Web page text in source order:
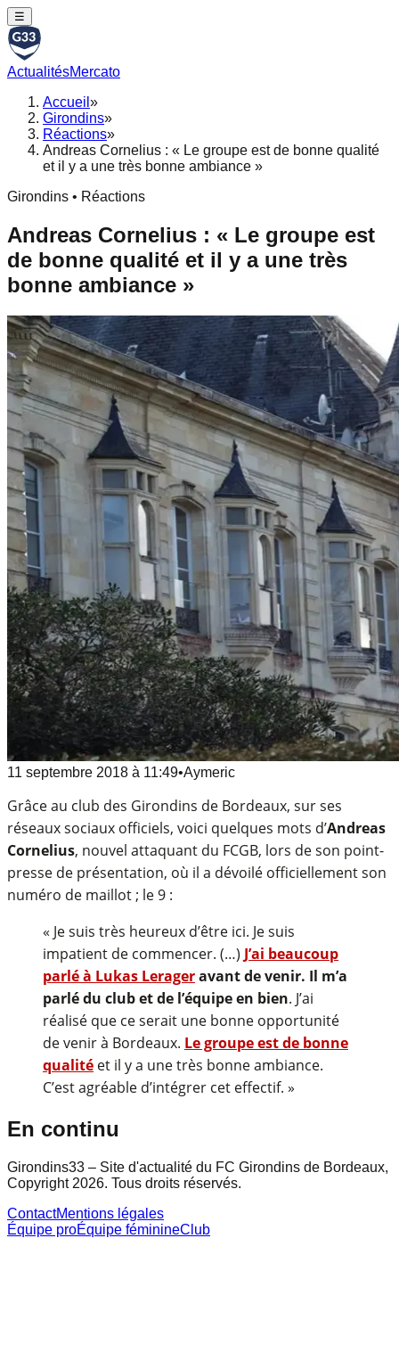
☰
ActualitésMercato
Accueil »
Girondins»
Réactions»
Andreas Cornelius : « Le groupe est de bonne qualité
et il y a une très bonne ambiance »
Girondins • Réactions
Andreas Cornelius : « Le groupe est
de bonne qualité et il y a une très
bonne ambiance »
11 septembre 2018 à 11:49•Aymeric
Grâce au club des Girondins de Bordeaux, sur ses
réseaux sociaux officiels, voici quelques mots d’Andreas
Cornelius, nouvel attaquant du FCGB, lors de son point-
presse de présentation, où il a dévoilé officiellement son
numéro de maillot ; le 9 :
« Je suis très heureux d’être ici. Je suis
impatient de commencer. (…) J’ai beaucoup
parlé à Lukas Lerageravant de venir. Il m’a
parlé du club et de l’équipe en bien. J’ai
réalisé que ce serait une bonne opportunité
de venir à Bordeaux. Le groupe est de bonne
qualité et il y a une très bonne ambiance.
C’est agréable d’intégrer cet effectif. »
En continu
Girondins33 – Site d'actualité du FC Girondins de Bordeaux,
Copyright 2026. Tous droits réservés.
ContactMentions légales
Équipe proÉquipe féminineClub